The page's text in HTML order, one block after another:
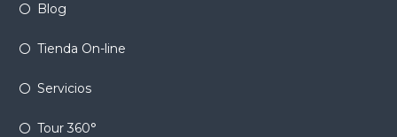
Blog
Tienda On-line
Servicios
Tour 360°